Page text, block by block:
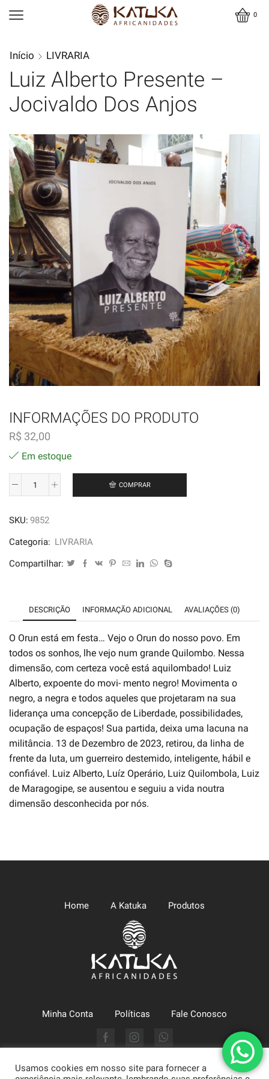
0
Início LIVRARIA
Luiz Alberto Presente –
Jocivaldo Dos Anjos
INFORMAÇÕES DO PRODUTO
R$ 32,00
Em estoque
Presente
-
dos
COMPRAR
SKU: 9852
Categoria: LIVRARIA
Compartilhar:
DESCRIÇÃO INFORMAÇÃO ADICIONAL AVALIAÇÕES (0)
O Orun está em festa… Vejo o Orun do nosso povo. Em
todos os sonhos, lhe vejo num grande Quilombo. Nessa
dimensão, com certeza você está aquilombado! Luiz
Alberto, expoente do movi- mento negro! Movimenta o
negro, a negra e todos aqueles que projetaram na sua
liderança uma concepção de Liberdade, possibilidades,
ocupação de espaços! Sua partida, deixa uma lacuna na
militância. 13 de Dezembro de 2023, retirou, da linha de
frente da luta, um guerreiro destemido, inteligente, hábil e
confiável. Luiz Alberto, Luíz Operário, Luiz Quilombola, Luiz
de Maragogipe, se ausentou e seguiu a vida noutra
dimensão desconhecida por nós.
Home A Katuka Produtos
Minha Conta Políticas Fale Conosco
FacebookInstagramWhatsapp
Katuka Comércio LTDA (CNPJ: 09.630.494/0002-43) - Arte,
Usamos cookies em nosso site para fornecer a